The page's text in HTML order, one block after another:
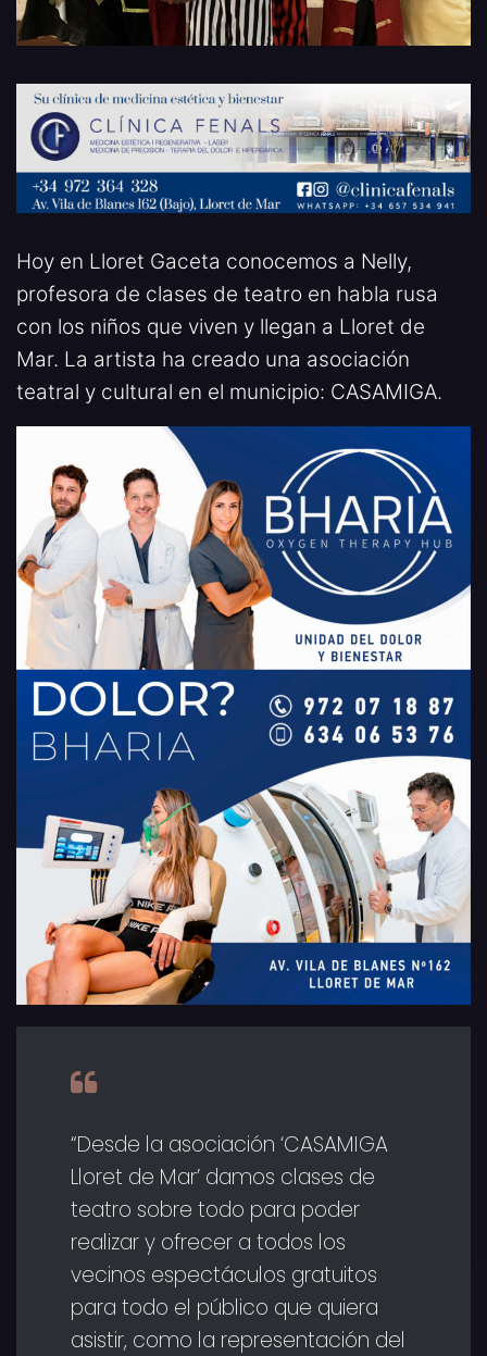
Hoy en Lloret Gaceta conocemos a Nelly,
profesora de clases de teatro en habla rusa
con los niños que viven y llegan a Lloret de
Mar. La artista ha creado una asociación
teatral y cultural en el municipio: CASAMIGA.
“Desde la asociación ‘CASAMIGA
Lloret de Mar’ damos clases de
teatro sobre todo para poder
realizar y ofrecer a todos los
vecinos espectáculos gratuitos
para todo el público que quiera
asistir, como la representación del